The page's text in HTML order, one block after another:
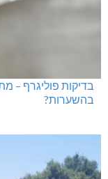
בדיקות פוליגרף –
בהשערות?